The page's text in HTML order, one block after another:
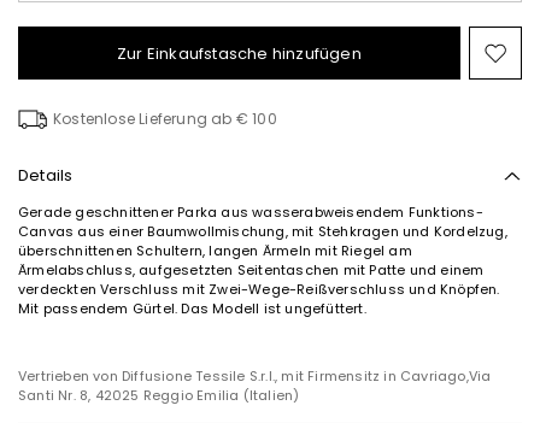
Zur Einkaufstasche hinzufügen Auf
die
Kostenlose Lieferung ab € 100
Details
Gerade geschnittener Parka aus wasserabweisendem Funktions-
Canvas aus einer Baumwollmischung, mit Stehkragen und Kordelzug,
überschnittenen Schultern, langen Ärmeln mit Riegel am
Ärmelabschluss, aufgesetzten Seitentaschen mit Patte und einem
verdeckten Verschluss mit Zwei-Wege-Reißverschluss und Knöpfen.
Mit passendem Gürtel. Das Modell ist ungefüttert.
Vertrieben von Diffusione Tessile S.r.l., mit Firmensitz in Cavriago,Via
Santi Nr. 8, 42025 Reggio Emilia (Italien)